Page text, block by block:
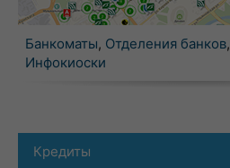
Банкоматы, Отделения банков,
Инфокиоски
Кредиты